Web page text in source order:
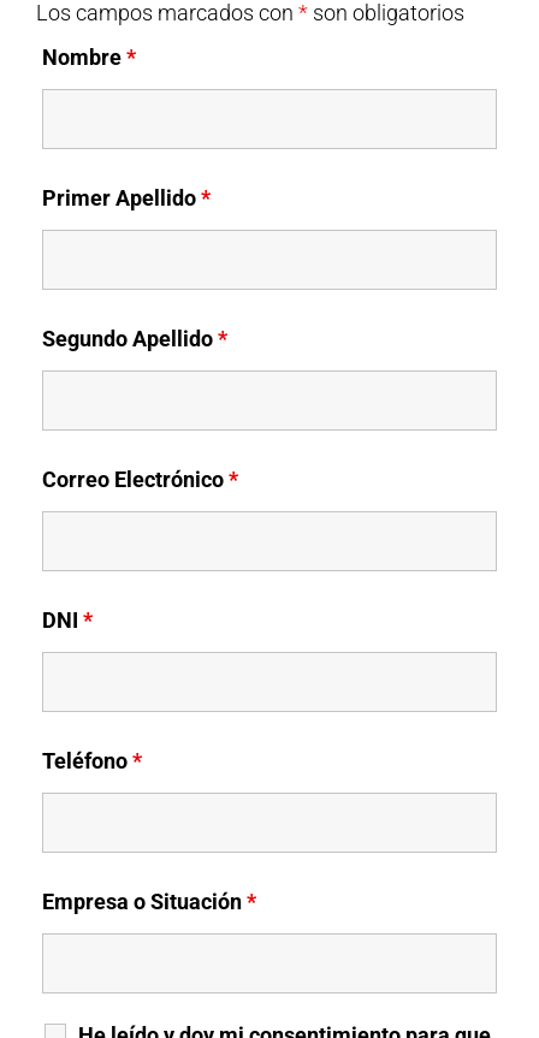
Los campos marcados con * son obligatorios
Nombre*
Primer Apellido*
Segundo Apellido*
Correo Electrónico*
DNI *
Teléfono*
Empresa o Situación*